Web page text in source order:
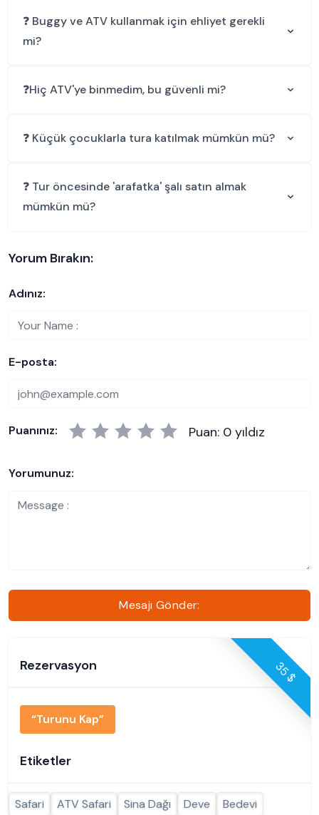
❓ Buggy ve ATV kullanmak için ehliyet gerekli
mi?
❓Hiç ATV'ye binmedim, bu güvenli mi?
❓ Küçük çocuklarla tura katılmak mümkün mü?
❓ Tur öncesinde 'arafatka' şalı satın almak
mümkün mü?
Yorum Bırakın:
Adınız:
E-posta:
Puanınız: Puan: 0 yıldız
Yorumunuz:
Mesajı Gönder:
Rezervasyon 35 $
“Turunu Kap”
Etiketler
Safari ATV Safari Sina Dağı Deve Bedevi